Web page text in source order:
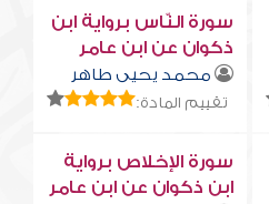
سورة النّاس برواية ابن
ذكوان عن ابن عامر
محمد يحيى طاهر
تقييم المادة:
سورة الإخلاص برواية
ابن ذكوان عن ابن عامر